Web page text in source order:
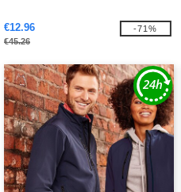
€12.96
€45.26
-71%